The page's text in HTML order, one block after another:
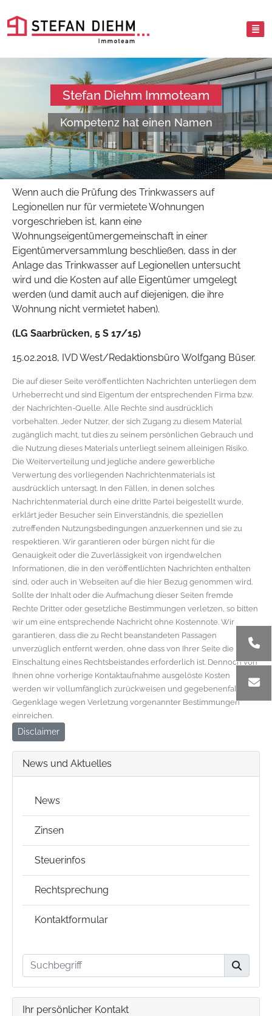
Stefan Diehm Immoteam
Kompetenz hat einen Namen
Wenn auch die Prüfung des Trinkwassers auf
Legionellen nur für vermietete Wohnungen
vorgeschrieben ist, kann eine
Wohnungseigentümergemeinschaft in einer
Eigentümerversammlung beschließen, dass in der
Anlage das Trinkwasser auf Legionellen untersucht
wird und die Kosten auf alle Eigentümer umgelegt
werden (und damit auch auf diejenigen, die ihre
Wohnung nicht vermietet haben).
(LG Saarbrücken, 5 S 17/15)
15.02.2018, IVD West/Redaktionsbüro Wolfgang Büser.
Die auf dieser Seite veröffentlichten Nachrichten unterliegen dem
Urheberrecht und sind Eigentum der entsprechenden Firma bzw.
der Nachrichten-Quelle. Alle Rechte sind ausdrücklich
vorbehalten. Jeder Nutzer, der sich Zugang zu diesem Material
zugänglich macht, tut dies zu seinem persönlichen Gebrauch und
die Nutzung dieses Materials unterliegt seinem alleinigen Risiko.
Die Weiterverteilung und jegliche andere gewerbliche
Verwertung des vorliegenden Nachrichtenmaterials ist
ausdrücklich untersagt. In den Fällen, in denen solches
Nachrichtenmaterial durch eine dritte Partei beigestellt wurde,
erklärt jeder Besucher sein Einverständnis, die speziellen
zutreffenden Nutzungsbedingungen anzuerkennen und sie zu
respektieren. Wir garantieren oder bürgen nicht für die
Genauigkeit oder die Zuverlässigkeit von irgendwelchen
Informationen, die in den veröffentlichten Nachrichten enthalten
sind, oder auch in Webseiten auf die hier Bezug genommen wird.
Sollte der Inhalt oder die Aufmachung dieser Seiten fremde
Rechte Dritter oder gesetzliche Bestimmungen verletzen, so bitten
wir um eine entsprechende Nachricht ohne Kostennote. Wir
garantieren, dass die zu Recht beanstandeten Passagen
unverzüglich entfernt werden, ohne dass von Ihrer Seite die
Einschaltung eines Rechtsbeistandes erforderlich ist. Dennoch von
Ihnen ohne vorherige Kontaktaufnahme ausgelöste Kosten
werden wir vollumfänglich zurückweisen und gegebenenfalls
Gegenklage wegen Verletzung vorgenannter Bestimmungen
einreichen.
Disclaimer
News und Aktuelles
News
Zinsen
Steuerinfos
Rechtsprechung
Kontaktformular
Ihr persönlicher Kontakt